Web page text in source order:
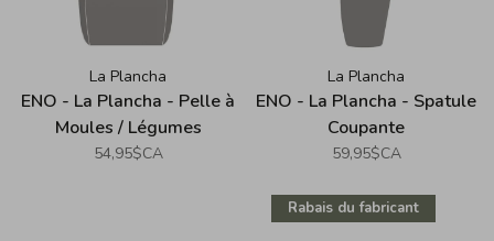
La Plancha
ENO - La Plancha - Pelle à
Moules / Légumes
54,95$CA
La Plancha
ENO - La Plancha - Spatule
Coupante
59,95$CA
Rabais du fabricant